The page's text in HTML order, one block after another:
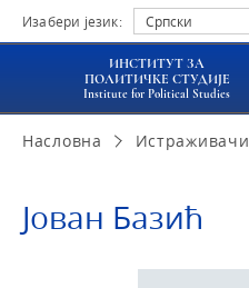
Изабери језик: Српски
ИНСТИТУТ ЗА
ПОЛИТИЧКЕ СТУДИЈЕ
Institute for Political Studies
Насловна Истраживачи
Јо­ван Ба­зић